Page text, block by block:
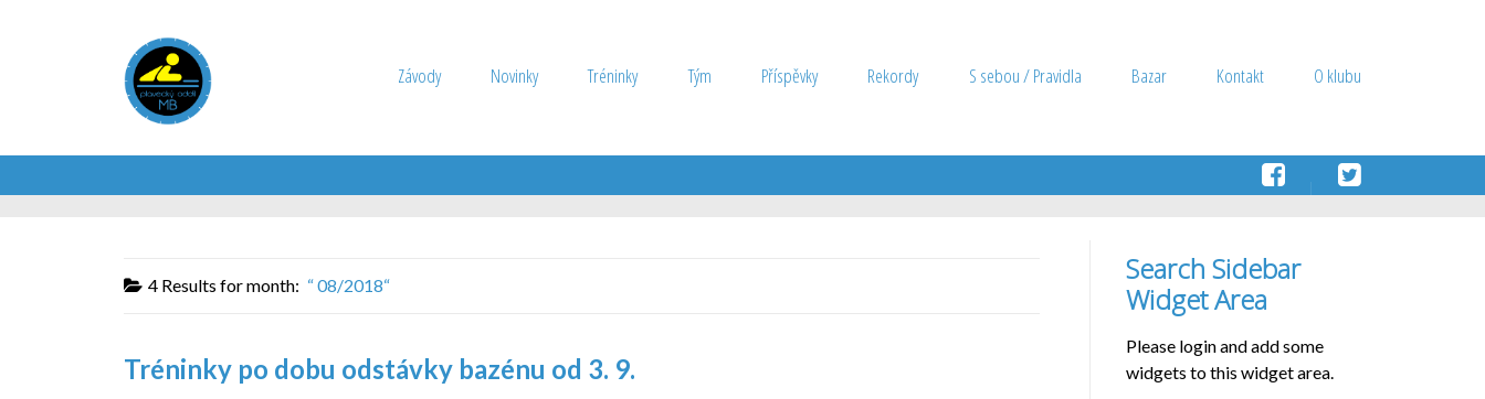
Závody Novinky Tréninky Tým Příspěvky Rekordy S sebou / Pravidla Bazar Kontakt O klubu
4 Results formonth: 08/2018
Tréninky po dobu odstávky bazénu od 3. 9.
Search Sidebar
Widget Area
Please login and add some
widgets to this widget area.